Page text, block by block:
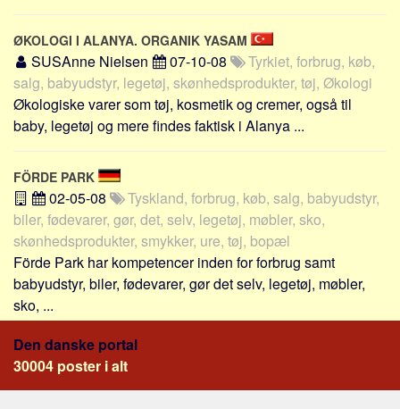
ØKOLOGI I ALANYA. ORGANIK YASAM
SUSAnne Nielsen 07-10-08
Tyrkiet, forbrug, køb,
salg, babyudstyr, legetøj, skønhedsprodukter, tøj, Økologi
Økologiske varer som tøj, kosmetik og cremer, også til
baby, legetøj og mere findes faktisk i Alanya ...
FÖRDE PARK
02-05-08
Tyskland, forbrug, køb, salg, babyudstyr,
biler, fødevarer, gør, det, selv, legetøj, møbler, sko,
skønhedsprodukter, smykker, ure, tøj, bopæl
Förde Park har kompetencer inden for forbrug samt
babyudstyr, biler, fødevarer, gør det selv, legetøj, møbler,
sko, ...
Den danske portal
30004 poster i alt